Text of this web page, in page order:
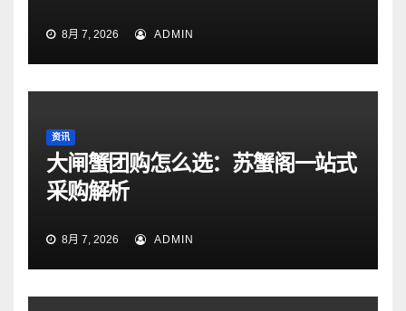
8月 7, 2026 ADMIN
资讯
大闸蟹团购怎么选：苏蟹阁一站式
采购解析
8月 7, 2026 ADMIN